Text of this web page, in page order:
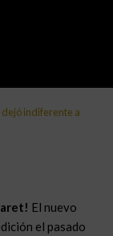
dejó indiferente a
El nuevo
el pasado